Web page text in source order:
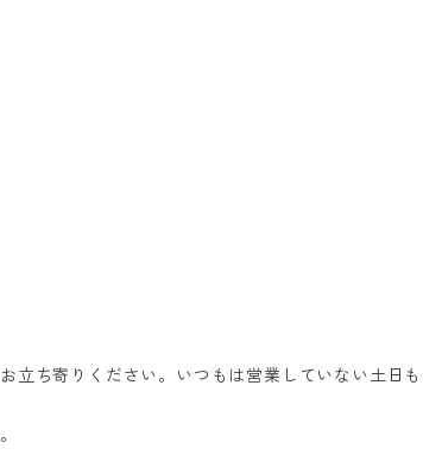
立ち寄りください。いつもは営業していない土日